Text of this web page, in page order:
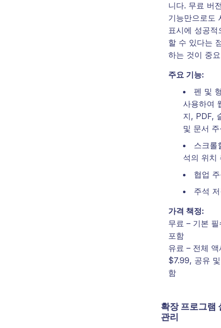
니다. 무료 버
기능만으로도
표시에 성공적
할 수 있다는
하는 것이 중
주요 기능:
펜 및
사용하여
지, PDF,
및 문서
스크롤
석의 위치
협업
주석
가격 책정:
무료 – 기본
포함
유료 – 전체 액
$7.99, 공유
함
확장 프로그램
관리